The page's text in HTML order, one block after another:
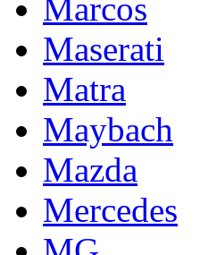
Marcos
Maserati
Matra
Maybach
Mazda
Mercedes